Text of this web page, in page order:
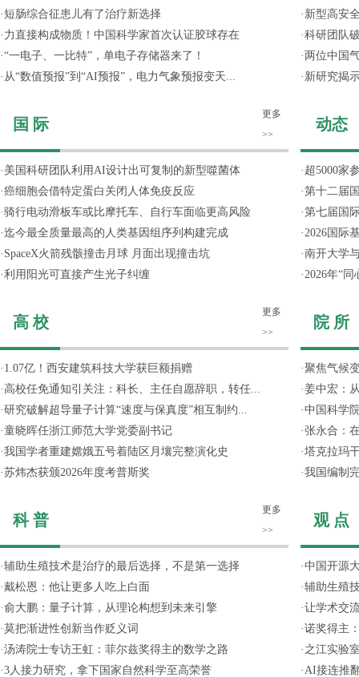
· 短肠综合征患儿有了治疗新选择
· 力直接构成物质！中国科学家首次认证胶球存在
·“一电子、一比特”，单电子存储器来了！
· 从“数值预报”到“AI预报”，电力气象预报变天...
国 际
更多
>>
· 美国科研团队利用AI设计出可复制的新型噬菌体
·癌细胞会借特定蛋白关闭人体免疫反应
·骑行电动滑板车或比摩托车、自行车面临更高风险
·迄今最全质量最高的人类基因组序列构建完成
· SpaceX火箭残骸撞击月球 月面出现撞击坑
·利用阳光可直接产生光子纠缠
高 校
更多
>>
· 1.07亿！西安建筑科技大学获巨额捐赠
· 高校任免通知引关注：科长、主任自愿辞职，转任...
·研究破解超导量子计算“速度与保真度”相互制约...
·童晓晖任浙江师范大学党委副书记
·我国学者重建嫦娥五号着陆区月壤完整演化史
·苏炜杰获颁2026年度考普斯奖
科 普
更多
>>
·辅助生殖技术是治疗的最后选择，不是第一选择
·戴松恩：他让更多人吃上白面
·俞大鹏：量子计算，从理论构想到未来引擎
·莫把渐进性创新当作贬义词
·汤涛院士专访王虹：菲尔兹奖得主的数学之路
·3人接力研究，拿下国家自然科学至高荣誉
· 新型高安
·科研团队
· 两位中国
· 新研究揭
动态
· 超5000家
·第十二届
·第七届国
·2026国际
·南开大学
·2026年“
院 所
·聚焦气候
·姜中宏：
·中国科学
·张永合：
·塔克拉玛
·我国编制
观 点
·中国开源
·辅助生殖
·让学术交
·诺奖得主
· 之江实验
·AI接连推